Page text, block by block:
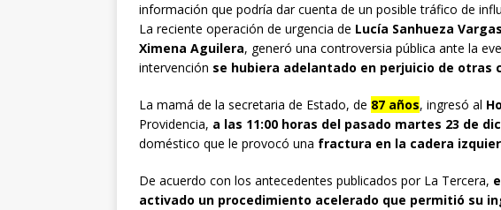
información que podría dar cuenta de un posible tráfico de
La reciente operación de urgencia de Lucía Sanhueza Vargas
Ximena Aguilera, generó una controversia pública ante la
intervención se hubiera adelantado en perjuicio de otras
La mamá de la secretaria de Estado, de 87 años, ingresó al
Providencia, a las 11:00 horas del pasado martes 23 de
doméstico que le provocó una fractura en la cadera
De acuerdo con los antecedentes publicados por La Tercera,
activado un procedimiento acelerado que permitió su